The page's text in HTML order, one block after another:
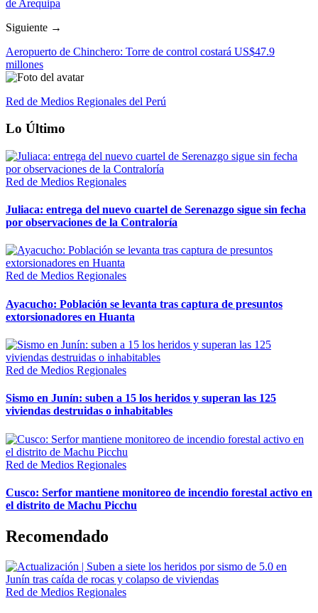
de Arequipa
Siguiente →
Aeropuerto de Chinchero: Torre de control costará US$47.9
millones
Red de Medios Regionales del Perú
Lo Último
Red de Medios Regionales
Juliaca: entrega del nuevo cuartel de Serenazgo sigue sin fecha
por observaciones de la Contraloría
Red de Medios Regionales
Ayacucho: Población se levanta tras captura de presuntos
extorsionadores en Huanta
Red de Medios Regionales
Sismo en Junín: suben a 15 los heridos y superan las 125
viviendas destruidas o inhabitables
Red de Medios Regionales
Cusco: Serfor mantiene monitoreo de incendio forestal activo en
el distrito de Machu Picchu
Recomendado
Red de Medios Regionales